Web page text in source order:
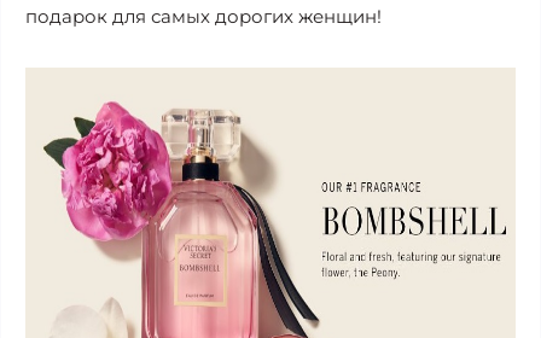
подарок для самых дорогих женщин!